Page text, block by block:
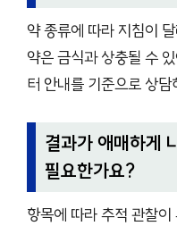
약 종류에 따라 지침이
약은 금식과 상충될 수
터 안내를 기준으로 상
결과가 애매하게
필요한가요?
항목에 따라 추적 관찰